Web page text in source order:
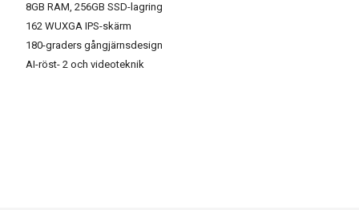
8GB RAM, 256GB SSD-lagring
162 WUXGA IPS-skärm
180-graders gångjärnsdesign
AI-röst- 2 och videoteknik